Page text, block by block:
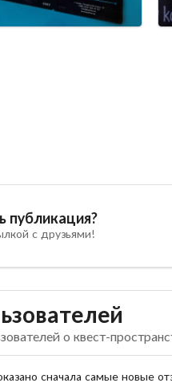
публикация?
с друзьями!
о квест-
сначала самые новые